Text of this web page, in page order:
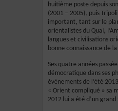
huitième poste depuis
(2001 – 2005), puis
important, tant sur le
orientalistes du Quai,
langues et civilisations
bonne connaissance de
Ses quatre années
démocratique dans ses
évènements de l’été
« Orient compliqué » sa
2012 lui a été d’un